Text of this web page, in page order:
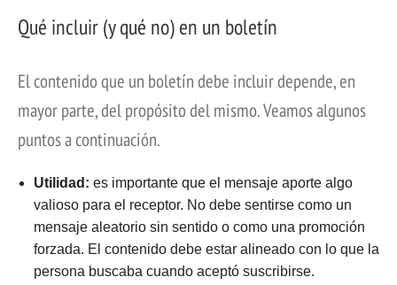
Qué incluir (y qué no) en un boletín
El contenido que un boletín debe incluir depende, en
mayor parte, del propósito del mismo. Veamos algunos
puntos a continuación.
Utilidad: es importante que el mensaje aporte algo
valioso para el receptor. No debe sentirse como un
mensaje aleatorio sin sentido o como una promoción
forzada. El contenido debe estar alineado con lo que la
persona buscaba cuando aceptó suscribirse.